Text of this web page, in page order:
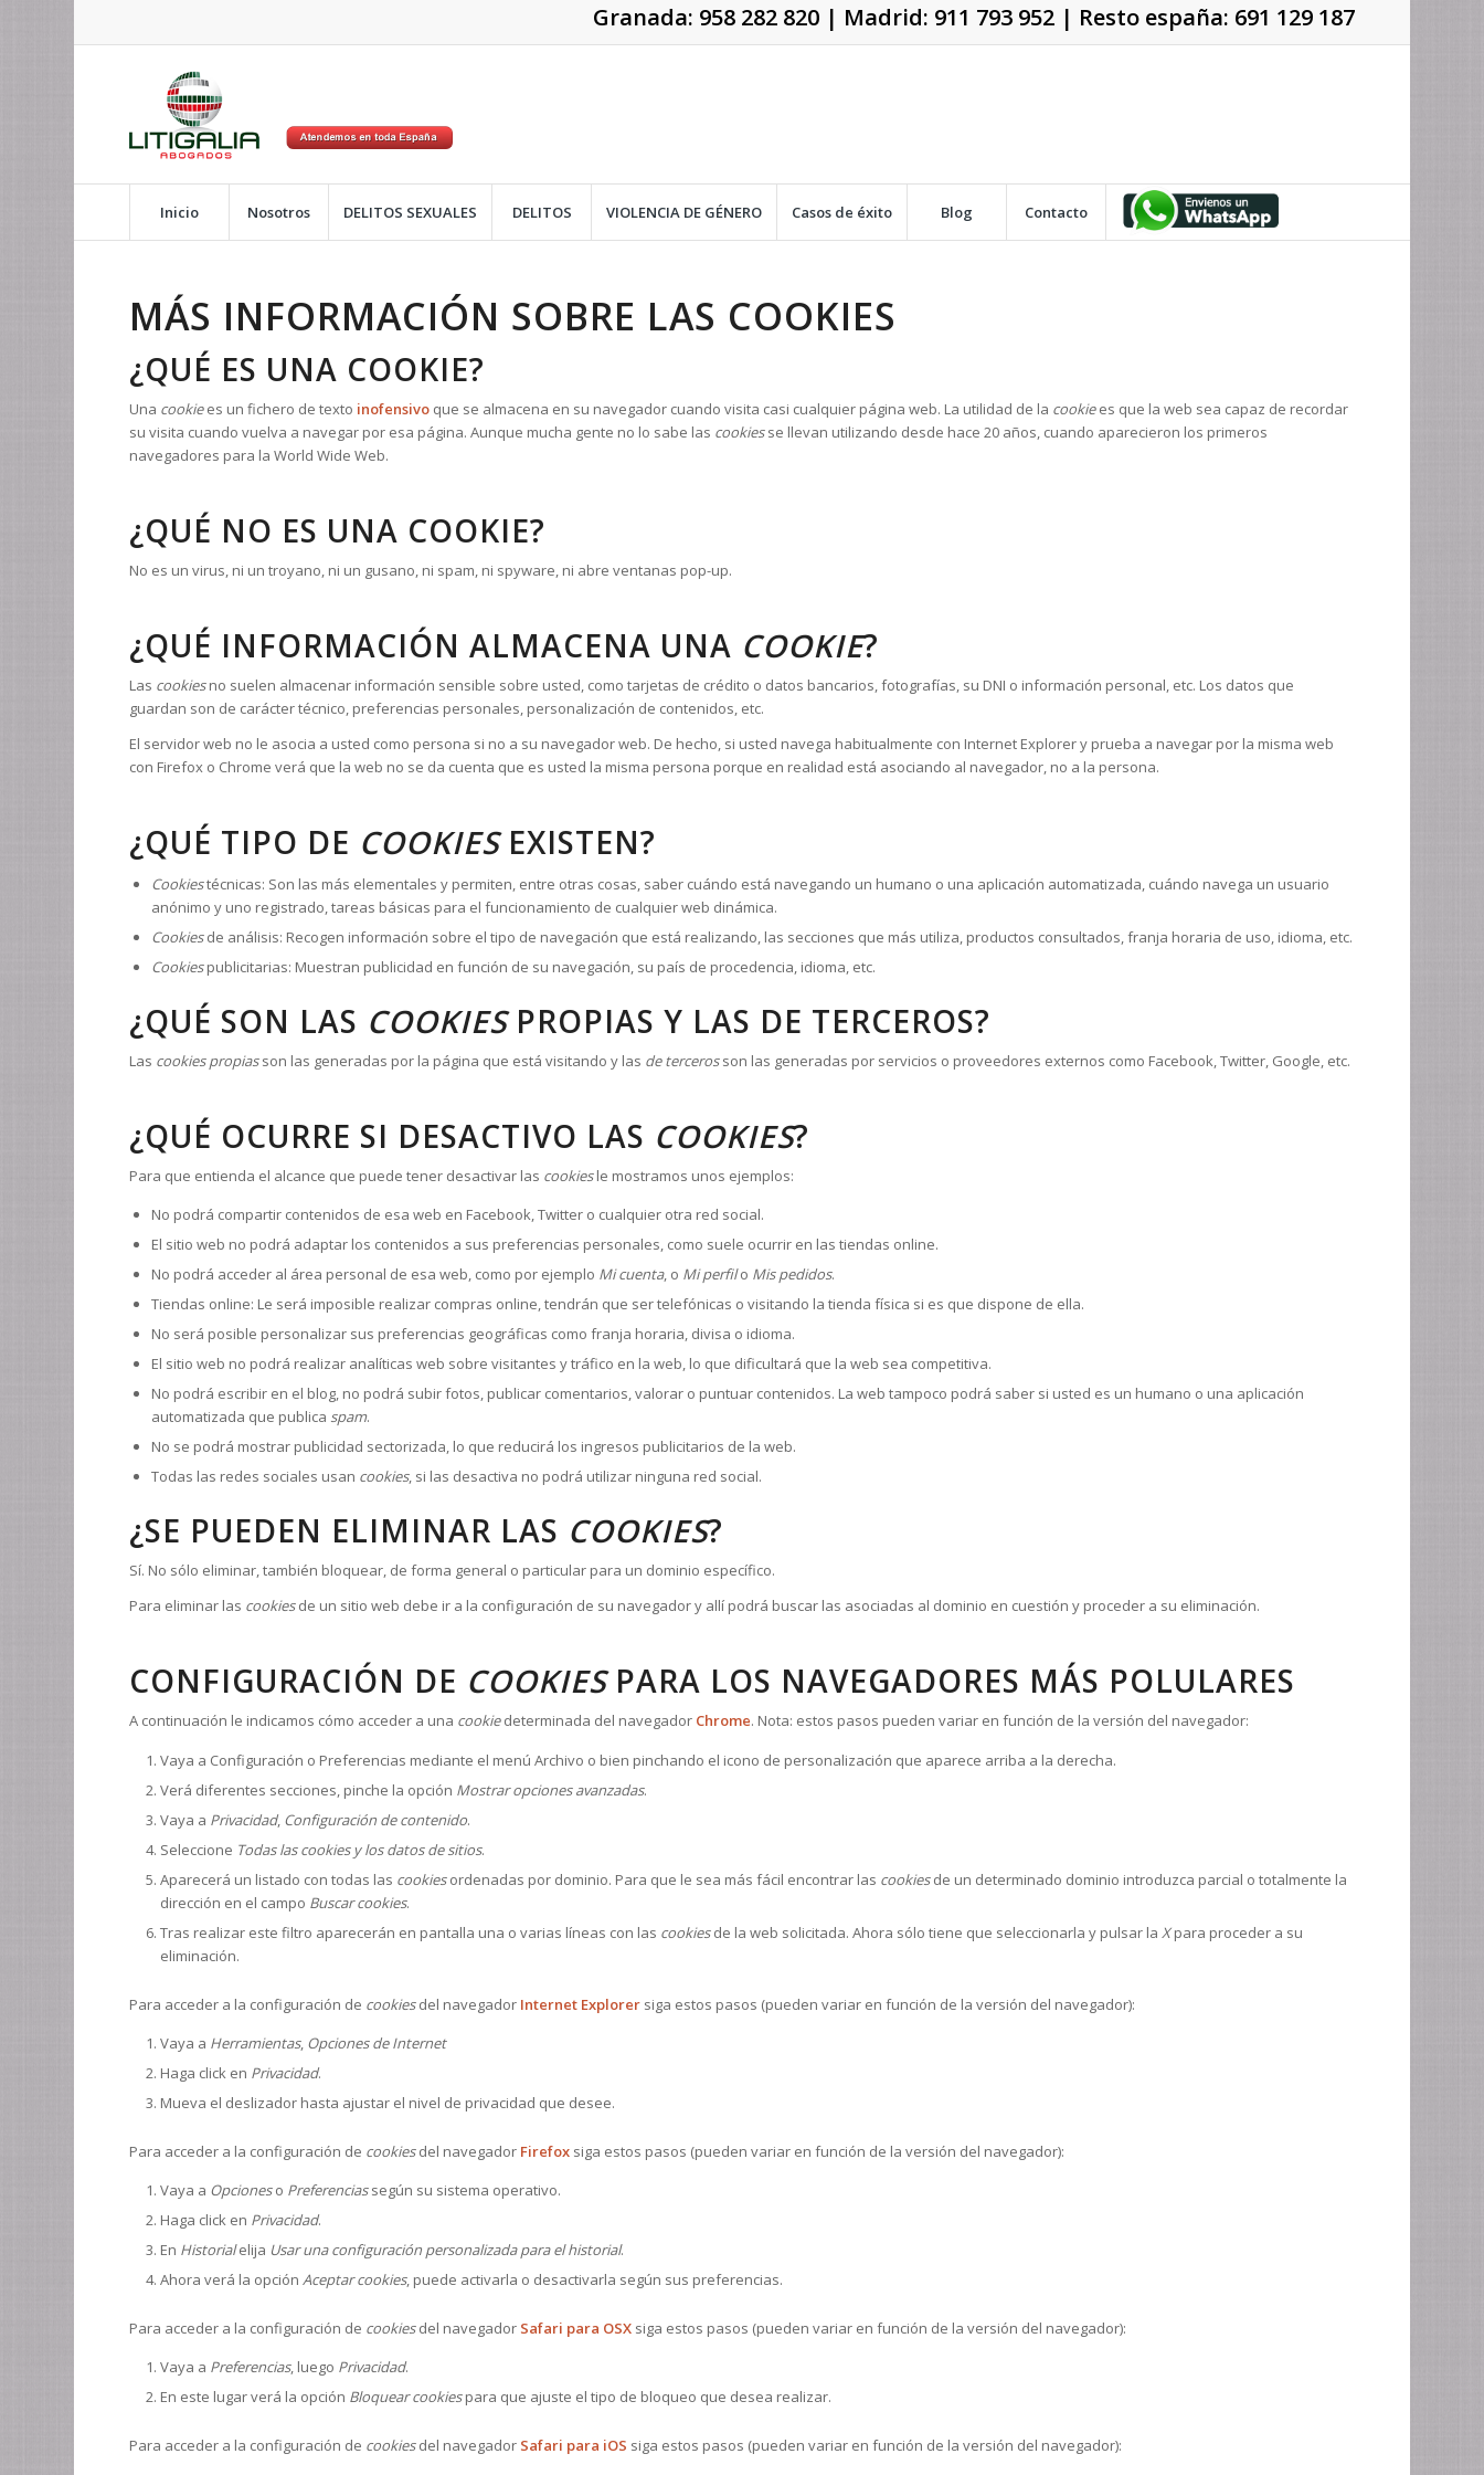
Granada: 958 282 820| Madrid: 911 793 952| Resto españa: 691 129 187
Inicio Nosotros DELITOS SEXUALES DELITOS VIOLENCIA DE GÉNERO Casos de éxito Blog Contacto
MÁS INFORMACIÓN SOBRE LAS COOKIES
¿QUÉ ES UNA COOKIE?
Una cookiees un fichero de texto inofensivo que se almacena en su navegador cuando visita casi cualquier página web. La utilidad de la cookiees que la web sea capaz de recordar
su visita cuando vuelva a navegar por esa página. Aunque mucha gente no lo sabe las cookiesse llevan utilizando desde hace 20 años, cuando aparecieron los primeros
navegadores para la World Wide Web.
¿QUÉ NO ES UNA COOKIE?
No es un virus, ni un troyano, ni un gusano, ni spam, ni spyware, ni abre ventanas pop-up.
¿QUÉ INFORMACIÓN ALMACENA UNA COOKIE?
Las cookiesno suelen almacenar información sensible sobre usted, como tarjetas de crédito o datos bancarios, fotografías, su DNI o información personal, etc. Los datos que
guardan son de carácter técnico, preferencias personales, personalización de contenidos, etc.
El servidor web no le asocia a usted como persona si no a su navegador web. De hecho, si usted navega habitualmente con Internet Explorer y prueba a navegar por la misma web
con Firefox o Chrome verá que la web no se da cuenta que es usted la misma persona porque en realidad está asociando al navegador, no a la persona.
¿QUÉ TIPO DE COOKIESEXISTEN?
Cookiestécnicas: Son las más elementales y permiten, entre otras cosas, saber cuándo está navegando un humano o una aplicación automatizada, cuándo navega un usuario
anónimo y uno registrado, tareas básicas para el funcionamiento de cualquier web dinámica.
Cookiesde análisis: Recogen información sobre el tipo de navegación que está realizando, las secciones que más utiliza, productos consultados, franja horaria de uso, idioma, etc.
Cookiespublicitarias: Muestran publicidad en función de su navegación, su país de procedencia, idioma, etc.
¿QUÉ SON LAS COOKIESPROPIAS Y LAS DE TERCEROS?
Las cookies propiasson las generadas por la página que está visitando y las de tercerosson las generadas por servicios o proveedores externos como Facebook, Twitter, Google, etc.
¿QUÉ OCURRE SI DESACTIVO LAS COOKIES?
Para que entienda el alcance que puede tener desactivar las cookiesle mostramos unos ejemplos:
No podrá compartir contenidos de esa web en Facebook, Twitter o cualquier otra red social.
El sitio web no podrá adaptar los contenidos a sus preferencias personales, como suele ocurrir en las tiendas online.
No podrá acceder al área personal de esa web, como por ejemplo Mi cuenta, o Mi perfilo Mis pedidos.
Tiendas online: Le será imposible realizar compras online, tendrán que ser telefónicas o visitando la tienda física si es que dispone de ella.
No será posible personalizar sus preferencias geográficas como franja horaria, divisa o idioma.
El sitio web no podrá realizar analíticas web sobre visitantes y tráfico en la web, lo que dificultará que la web sea competitiva.
No podrá escribir en el blog, no podrá subir fotos, publicar comentarios, valorar o puntuar contenidos. La web tampoco podrá saber si usted es un humano o una aplicación
automatizada que publica spam.
No se podrá mostrar publicidad sectorizada, lo que reducirá los ingresos publicitarios de la web.
Todas las redes sociales usan cookies, si las desactiva no podrá utilizar ninguna red social.
¿SE PUEDEN ELIMINAR LAS COOKIES?
Sí. No sólo eliminar, también bloquear, de forma general o particular para un dominio específico.
Para eliminar las cookiesde un sitio web debe ir a la configuración de su navegador y allí podrá buscar las asociadas al dominio en cuestión y proceder a su eliminación.
CONFIGURACIÓN DE COOKIESPARA LOS NAVEGADORES MÁS POLULARES
A continuación le indicamos cómo acceder a una cookiedeterminada del navegador Chrome. Nota: estos pasos pueden variar en función de la versión del navegador:
Vaya a Configuración o Preferencias mediante el menú Archivo o bien pinchando el icono de personalización que aparece arriba a la derecha.
Verá diferentes secciones, pinche la opción Mostrar opciones avanzadas.
Vaya a Privacidad, Configuración de contenido.
Seleccione Todas las cookies y los datos de sitios.
Aparecerá un listado con todas las cookiesordenadas por dominio. Para que le sea más fácil encontrar las cookiesde un determinado dominio introduzca parcial o totalmente la
dirección en el campo Buscar cookies.
Tras realizar este filtro aparecerán en pantalla una o varias líneas con las cookiesde la web solicitada. Ahora sólo tiene que seleccionarla y pulsar la Xpara proceder a su
eliminación.
Para acceder a la configuración de cookiesdel navegador Internet Explorer siga estos pasos (pueden variar en función de la versión del navegador):
Vaya a Herramientas, Opciones de Internet
Haga click en Privacidad.
Mueva el deslizador hasta ajustar el nivel de privacidad que desee.
Para acceder a la configuración de cookiesdel navegador Firefox siga estos pasos (pueden variar en función de la versión del navegador):
Vaya a Opcioneso Preferenciassegún su sistema operativo.
Haga click en Privacidad.
En Historialelija Usar una configuración personalizada para el historial.
Ahora verá la opciónAceptar cookies, puede activarla o desactivarla según sus preferencias.
Para acceder a la configuración de cookiesdel navegador Safari para OSX siga estos pasos (pueden variar en función de la versión del navegador):
Vaya a Preferencias, luego Privacidad.
En este lugar verá la opción Bloquear cookiespara que ajuste el tipo de bloqueo que desea realizar.
Para acceder a la configuración de cookiesdel navegador Safari para iOS siga estos pasos (pueden variar en función de la versión del navegador):